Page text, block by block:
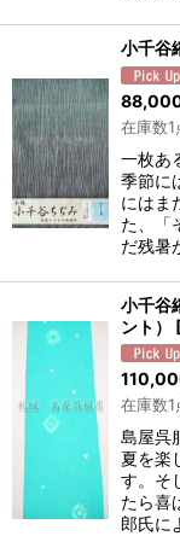
小千谷
在庫数1
一枚あ
季節に
にはま
た、「
だ残暑
小千谷
ント）
在庫数1
島屋呉
夏を楽
す。そ
たら喜
郎氏に